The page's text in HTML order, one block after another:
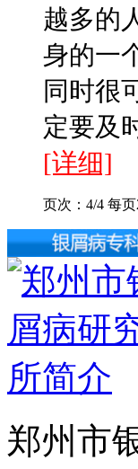
越多的
身的一
同时很
定要及
[详细]
页次：4/4 每
郑州市